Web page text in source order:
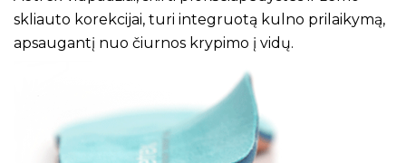
skliauto korekcijai, turi integruotą kulno prilaikymą,
apsaugantį nuo čiurnos krypimo į vidų.